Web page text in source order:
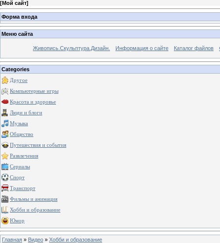
[Мой сайт]
Форма входа
Меню сайта
Живопись.Скульптура.Дизайн. Информация о сайте Каталог файлов
Categories
Другое
Компьютерные игры
Красота и здоровье
Люди и блоги
Музыка
Общество
Путешествия и события
Развлечения
Сериалы
Спорт
Транспорт
Фильмы и анимация
Хобби и образование
Юмор
Главная » Видео » Хобби и образование